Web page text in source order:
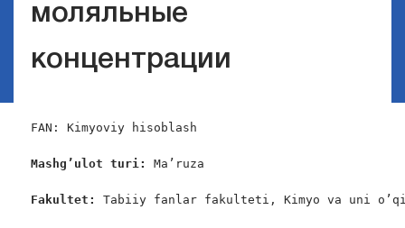
моляльные
концентрации
FAN: Kimyoviy hisoblash
Mashg’ulot turi: Ma’ruza
Fakultet: Tabiiy fanlar fakulteti, Kimyo va uni